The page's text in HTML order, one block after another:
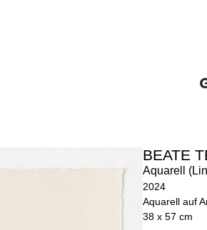
BEATE
Aquarell
2024
Aquarell auf
38 x 57 cm